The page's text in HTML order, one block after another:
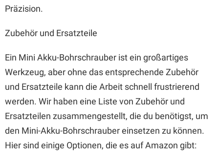
Präzision.
Zubehör und Ersatzteile
Ein Mini Akku-Bohrschrauber ist ein großartiges
Werkzeug, aber ohne das entsprechende Zubehör
und Ersatzteile kann die Arbeit schnell frustrierend
werden. Wir haben eine Liste von Zubehör und
Ersatzteilen zusammengestellt, die du benötigst, um
den Mini-Akku-Bohrschrauber einsetzen zu können.
Hier sind einige Optionen, die es auf Amazon gibt: